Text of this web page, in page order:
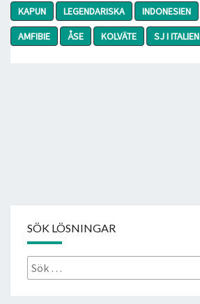
KAPUN
LEGENDARISKA INDONESIEN
AMFIBIE
ÅSE KOLVÄTE SJ I ITALIEN
SÖK LÖSNINGAR
Sök
efter: